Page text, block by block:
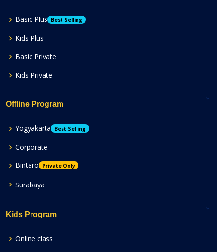
Basic Plus Best Selling
Kids Plus
Basic Private
Kids Private
Offline Program
Yogyakarta Best Selling
Corporate
Bintaro
Private Only
Surabaya
Kids Program
Online class